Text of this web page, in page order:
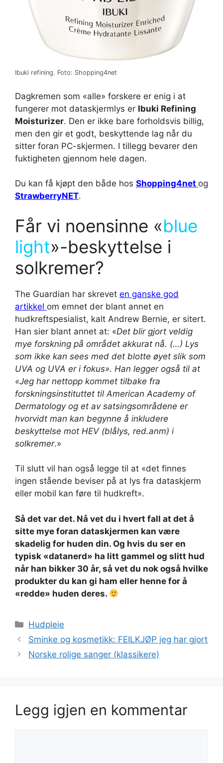
Ibuki refining. Foto: Shopping4net
Dagkremen som «alle» forskere er enig i at
fungerer mot dataskjermlys er Ibuki Refining
Moisturizer. Den er ikke bare forholdsvis billig,
men den gir et godt, beskyttende lag når du
sitter foran PC-skjermen. I tillegg bevarer den
fuktigheten gjennom hele dagen.
Du kan få kjøpt den både hos Shopping4net og
StrawberryNET.
Får vi noensinne «blue
light»-beskyttelse i
solkremer?
The Guardian har skrevet en ganske god
artikkel om emnet der blant annet en
hudkreftspesialist, kalt Andrew Bernie, er sitert.
Han sier blant annet at: «Det blir gjort veldig
mye forskning på området akkurat nå. (…) Lys
som ikke kan sees med det blotte øyet slik som
UVA og UVA er i fokus». Han legger også til at
«Jeg har nettopp kommet tilbake fra
forskningsinstituttet til American Academy of
Dermatology og et av satsingsområdene er
hvorvidt man kan begynne å inkludere
beskyttelse mot HEV (blålys, red.anm) i
solkremer.»
Til slutt vil han også legge til at «det finnes
ingen stående beviser på at lys fra dataskjerm
eller mobil kan føre til hudkreft».
Så det var det. Nå vet du i hvert fall at det å
sitte mye foran dataskjermen kan være
skadelig for huden din. Og hvis du ser en
typisk «datanerd» ha litt gammel og slitt hud
når han bikker 30 år, så vet du nok også hvilke
produkter du kan gi ham eller henne for å
«redde» huden deres.
Kategorier
Hudpleie
Sminke og kosmetikk: FEILKJØP jeg har gjort
Norske rolige sanger (klassikere)
Legg igjen en kommentar